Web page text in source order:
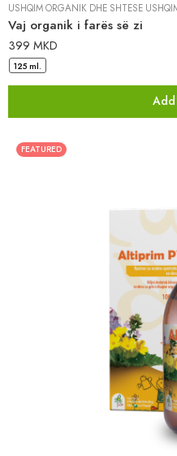
USHQIM ORGANIK DHE SHTESË
Vaj organik i farës së zi
399 MKD
125 ml.
FEATURED